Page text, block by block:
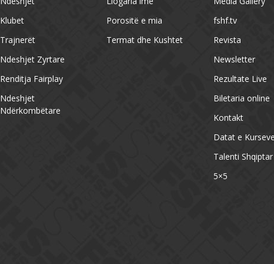
Klubet
Trajnerët
Ndeshjet Zyrtare
Renditja Fairplay
Ndeshjet
Ndërkombëtare
Porositë e mia
Termat dhe Kushtet
fshf.tv
Revista
Newsletter
Rezultate Live
Biletaria online
Kontakt
Datat e
Talenti Shqiptar
5×5